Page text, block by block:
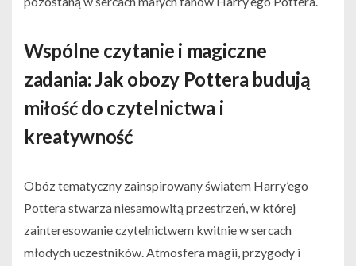
Wspólne czytanie i magiczne
zadania: Jak obozy Pottera budują
miłość do czytelnictwa i
kreatywność
Obóz tematyczny zainspirowany światem Harry’ego
Pottera stwarza niesamowitą przestrzeń, w której
zainteresowanie czytelnictwem kwitnie w sercach
młodych uczestników. Atmosfera magii, przygody i